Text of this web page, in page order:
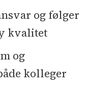
og følger
kvalitet
og
kolleger